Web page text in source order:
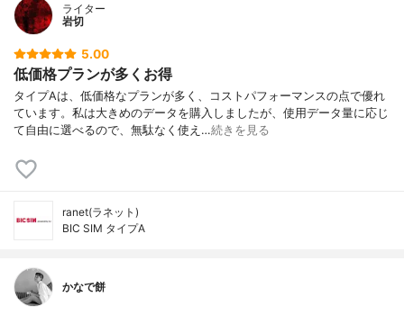
ライター
岩切
5.00
低価格プランが多くお得
タイプAは、低価格なプランが多く、コストパフォーマンスの点で優れ
ています。私は大きめのデータを購入しましたが、使用データ量に応じ
て自由に選べるので、無駄なく使え…続きを見る
ranet(ラネット)
BIC SIM タイプA
かなで餅